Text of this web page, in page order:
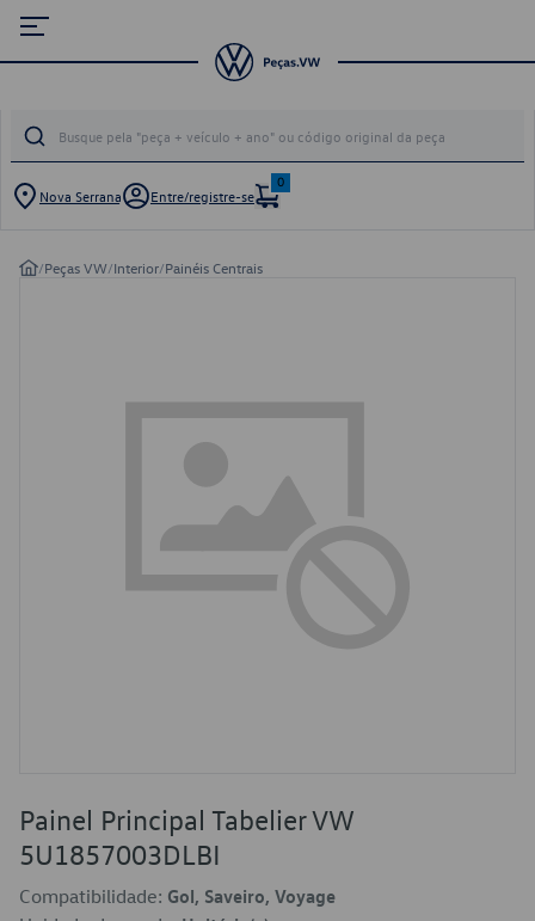
Nova Serrana Entre/registre-se
0
/Peças VW/Interior/Painéis Centrais
Painel Principal Tabelier VW
5U1857003DLBI
Compatibilidade: Gol, Saveiro, Voyage